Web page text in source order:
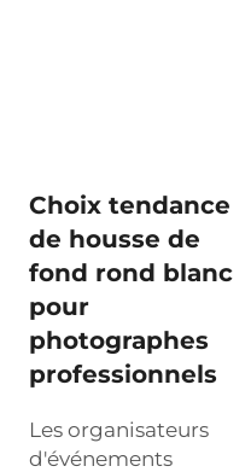
Choix tendance
de housse de
fond rond blanc
pour
photographes
professionnels
Les organisateurs
d'événements